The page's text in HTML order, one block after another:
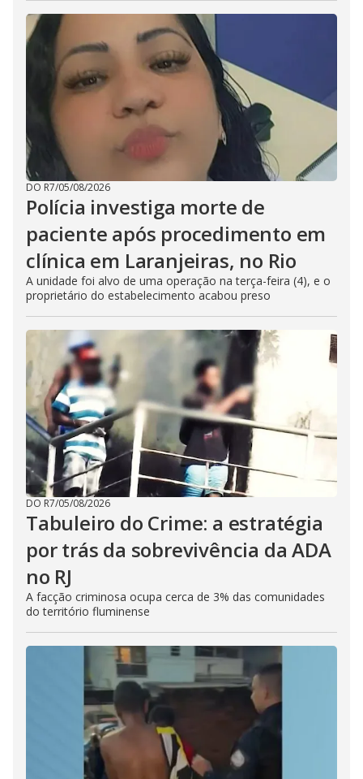
DO R7/05/08/2026
Polícia investiga morte de
paciente após procedimento em
clínica em Laranjeiras, no Rio
A unidade foi alvo de uma operação na terça-feira (4), e o
proprietário do estabelecimento acabou preso
DO R7/05/08/2026
Tabuleiro do Crime: a estratégia
por trás da sobrevivência da ADA
no RJ
A facção criminosa ocupa cerca de 3% das comunidades
do território fluminense